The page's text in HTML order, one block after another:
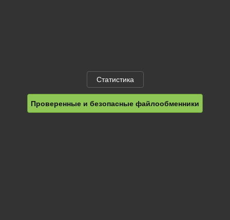
Статистика
Проверенные и безопасные файлообменники